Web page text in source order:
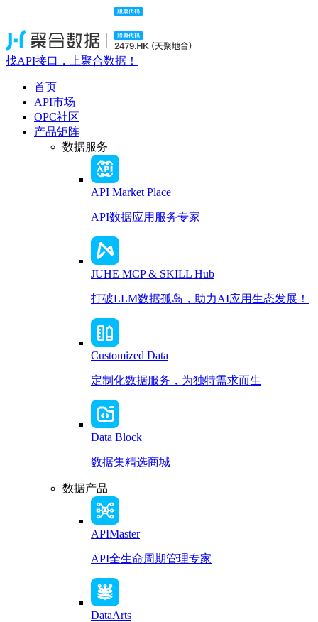
找API接口，上聚合数据！
首页
API市场
OPC社区
产品矩阵
数据服务
API Market Place
API数据应用服务专家
JUHE MCP & SKILL Hub
打破LLM数据孤岛，助力AI应用生态发展！
Customized Data
定制化数据服务，为独特需求而生
Data Block
数据集精选商城
数据产品
APIMaster
API全生命周期管理专家
DataArts